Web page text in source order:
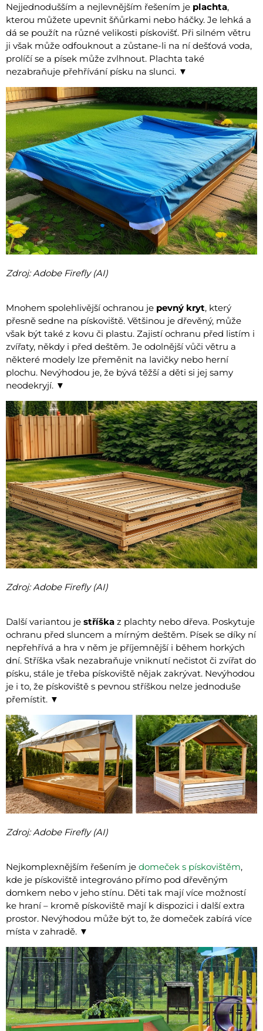
Nejjednodušším a nejlevnějším řešením je plachta,
kterou můžete upevnit šňůrkami nebo háčky. Je lehká a
dá se použít na různé velikosti pískovišť. Při silném větru
ji však může odfouknout a zůstane-li na ní dešťová voda,
prolíčí se a písek může zvlhnout. Plachta také
nezabraňuje přehřívání písku na slunci. ▼
Zdroj: Adobe Firefly (AI)
Mnohem spolehlivější ochranou je pevný kryt, který
přesně sedne na pískoviště. Většinou je dřevěný, může
však být také z kovu či plastu. Zajistí ochranu před listím i
zvířaty, někdy i před deštěm. Je odolnější vůči větru a
některé modely lze přeměnit na lavičky nebo herní
plochu. Nevýhodou je, že bývá těžší a děti si jej samy
neodekryjí. ▼
Zdroj: Adobe Firefly (AI)
Další variantou je stříška z plachty nebo dřeva. Poskytuje
ochranu před sluncem a mírným deštěm. Písek se díky ní
nepřehřívá a hra v něm je příjemnější i během horkých
dní. Stříška však nezabraňuje vniknutí nečistot či zvířat do
písku, stále je třeba pískoviště nějak zakrývat. Nevýhodou
je i to, že pískoviště s pevnou stříškou nelze jednoduše
přemístit. ▼
Zdroj: Adobe Firefly (AI)
Nejkomplexnějším řešením je domeček s pískovištěm,
kde je pískoviště integrováno přímo pod dřevěným
domkem nebo v jeho stínu. Děti tak mají více možností
ke hraní – kromě pískoviště mají k dispozici i další extra
prostor. Nevýhodou může být to, že domeček zabírá více
místa v zahradě. ▼